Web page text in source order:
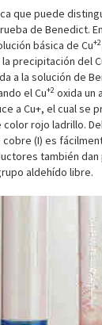
que puede
de Benedict.
básica de Cu+2
precipitación del
da a la solución de
el Cu+2 oxida un
a Cu+, el cual se
color rojo ladrillo.
(I) es
también
aldehído libre.